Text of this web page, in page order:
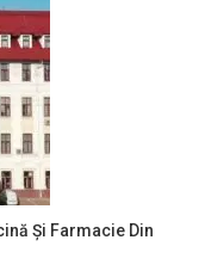
Și Farmacie Din